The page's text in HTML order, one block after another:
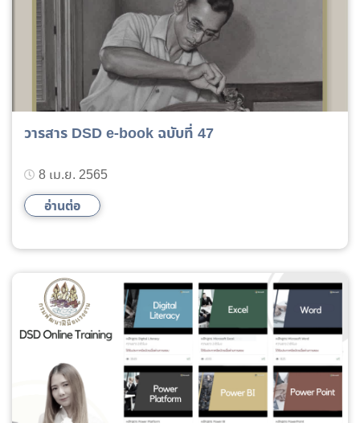
วารสาร DSD e-book ฉบับที่ 47
8 เม.ย. 2565
อ่านต่อ